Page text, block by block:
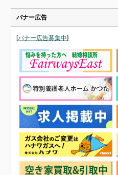
バナー広告
[バナー広告募集中]